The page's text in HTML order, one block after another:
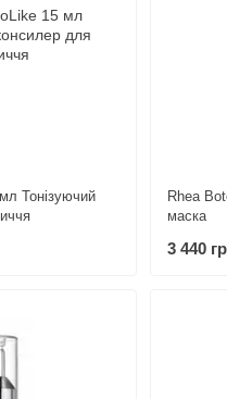
Тонізуючий
Rhea
маска
3 440